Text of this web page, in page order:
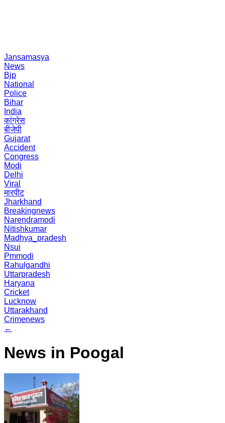
Jansamasya
News
Bjp
National
Police
Bihar
India
कांग्रेस
बीजेपी
Gujarat
Accident
Congress
Modi
Delhi
Viral
मारपीट
Jharkhand
Breakingnews
Narendramodi
Nitishkumar
Madhya_pradesh
Nsui
Pmmodi
Rahulgandhi
Uttarpradesh
Haryana
Cricket
Lucknow
Uttarakhand
Crimenews
←
News in Poogal